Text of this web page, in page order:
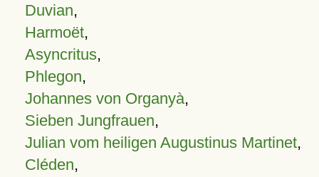
Duvian,
Harmoët,
Asyncritus,
Phlegon,
Johannes von Organyà,
Sieben Jungfrauen,
Julian vom heiligen Augustinus Martinet,
Cléden,